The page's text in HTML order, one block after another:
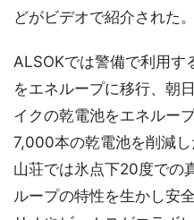
どがビデオで紹介された。
ALSOKでは警備で利用す
をエネループに移行、朝
イクの乾電池をエネルー
7,000本の乾電池を削減
山荘では氷点下20度での
ループの特性を生かし安